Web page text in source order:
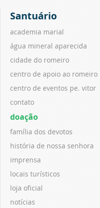
Santuário
academia marial
água mineral aparecida
cidade do romeiro
centro de apoio ao romeiro
centro de eventos pe. vitor
contato
doação
família dos devotos
história de nossa senhora
imprensa
locais turísticos
loja oficial
notícias